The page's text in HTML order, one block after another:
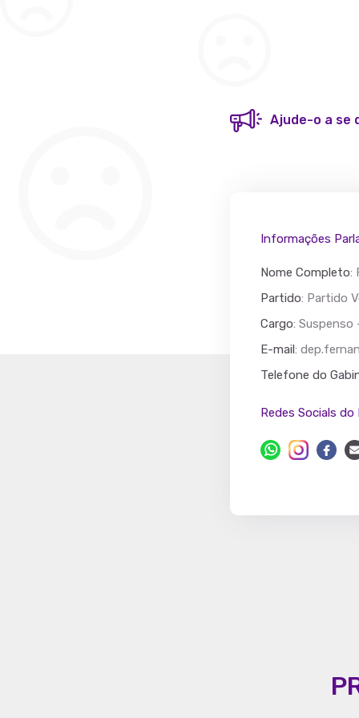
Ajude-o a se
Informações
Nome Completo:
Partido: Partido
Cargo: Suspenso
E-mail:
Telefone do
Redes Socials do
Partido